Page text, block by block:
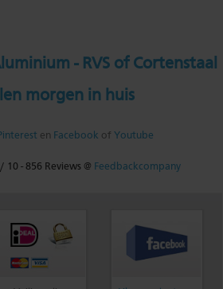
- RVS of Cortenstaal
morgen in huis
en Facebook of Youtube
/ 10 -856 Reviews @ Feedbackcompany